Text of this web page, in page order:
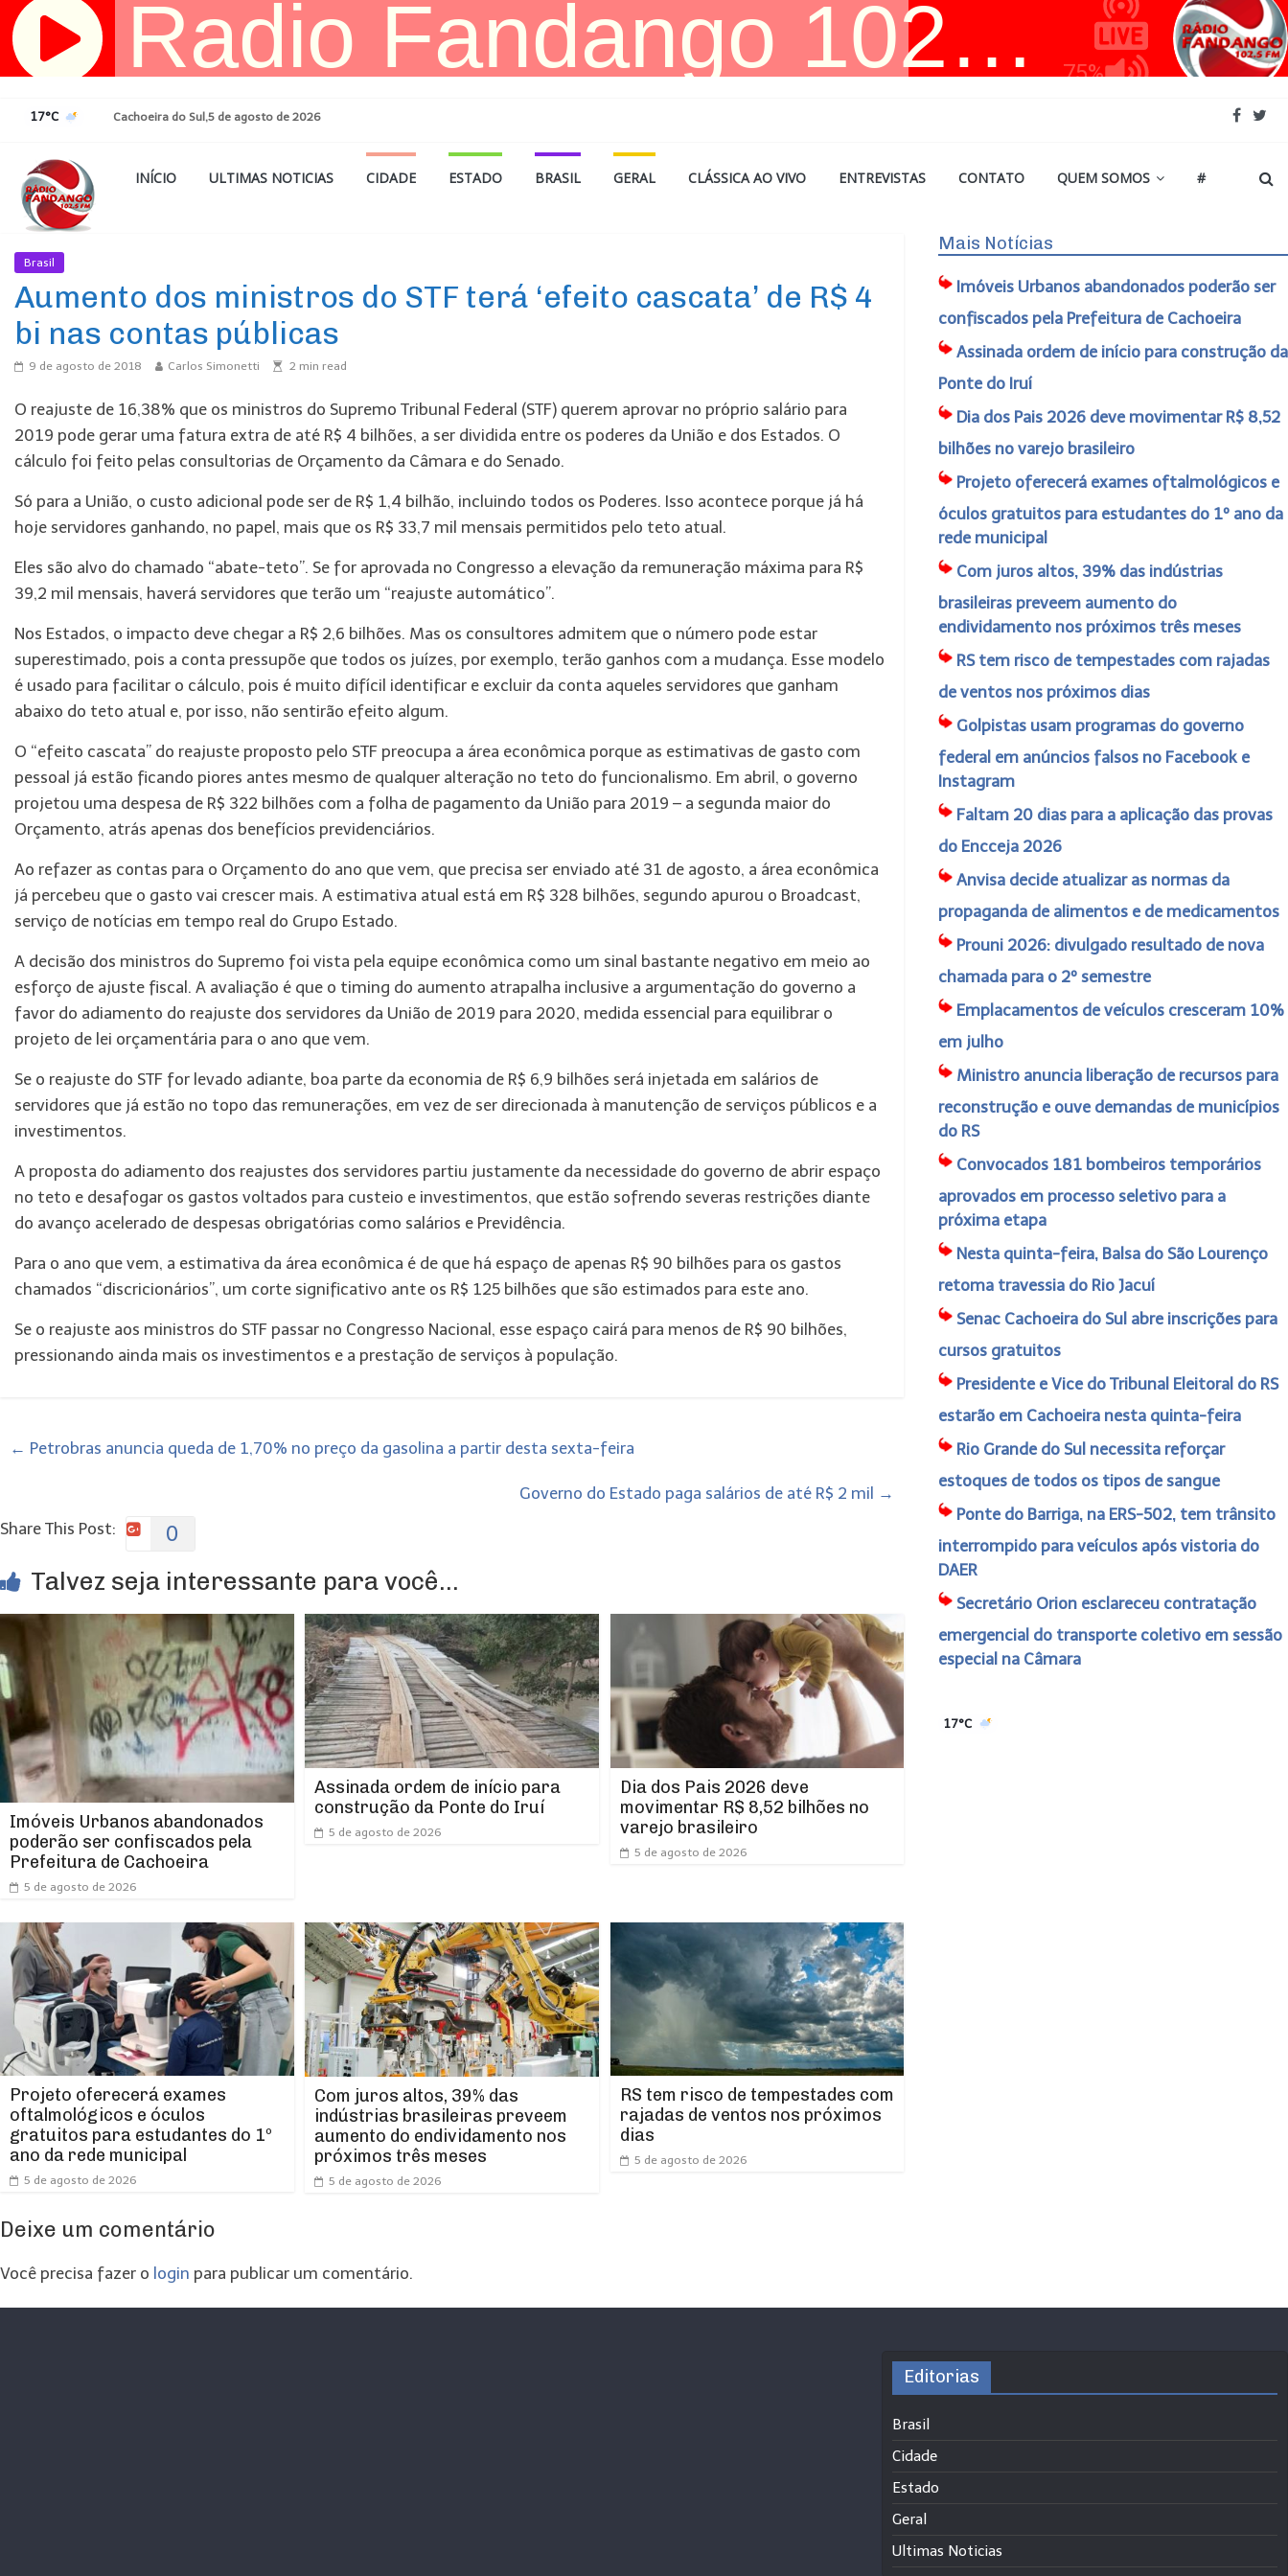
Pular
para
17°C Cachoeira do Sul,5 de agosto de 2026
INÍCIO ULTIMAS NOTICIAS CIDADE ESTADO BRASIL GERAL CLÁSSICA AO VIVO ENTREVISTAS CONTATO QUEM SOMOS #
Brasil
Aumento dos ministros do STF terá ‘efeito cascata’ de R$ 4
bi nas contas públicas
9 de agosto de 2018 Carlos Simonetti 2 min read
O reajuste de 16,38% que os ministros do Supremo Tribunal Federal (STF) querem aprovar no próprio salário para
2019 pode gerar uma fatura extra de até R$ 4 bilhões, a ser dividida entre os poderes da União e dos Estados. O
cálculo foi feito pelas consultorias de Orçamento da Câmara e do Senado.
Só para a União, o custo adicional pode ser de R$ 1,4 bilhão, incluindo todos os Poderes. Isso acontece porque já há
hoje servidores ganhando, no papel, mais que os R$ 33,7 mil mensais permitidos pelo teto atual.
Eles são alvo do chamado “abate-teto”. Se for aprovada no Congresso a elevação da remuneração máxima para R$
39,2 mil mensais, haverá servidores que terão um “reajuste automático”.
Nos Estados, o impacto deve chegar a R$ 2,6 bilhões. Mas os consultores admitem que o número pode estar
superestimado, pois a conta pressupõe que todos os juízes, por exemplo, terão ganhos com a mudança. Esse modelo
é usado para facilitar o cálculo, pois é muito difícil identificar e excluir da conta aqueles servidores que ganham
abaixo do teto atual e, por isso, não sentirão efeito algum.
O “efeito cascata” do reajuste proposto pelo STF preocupa a área econômica porque as estimativas de gasto com
pessoal já estão ficando piores antes mesmo de qualquer alteração no teto do funcionalismo. Em abril, o governo
projetou uma despesa de R$ 322 bilhões com a folha de pagamento da União para 2019 – a segunda maior do
Orçamento, atrás apenas dos benefícios previdenciários.
Ao refazer as contas para o Orçamento do ano que vem, que precisa ser enviado até 31 de agosto, a área econômica
já percebeu que o gasto vai crescer mais. A estimativa atual está em R$ 328 bilhões, segundo apurou o Broadcast,
serviço de notícias em tempo real do Grupo Estado.
A decisão dos ministros do Supremo foi vista pela equipe econômica como um sinal bastante negativo em meio ao
esforço de ajuste fiscal. A avaliação é que o timing do aumento atrapalha inclusive a argumentação do governo a
favor do adiamento do reajuste dos servidores da União de 2019 para 2020, medida essencial para equilibrar o
projeto de lei orçamentária para o ano que vem.
Se o reajuste do STF for levado adiante, boa parte da economia de R$ 6,9 bilhões será injetada em salários de
servidores que já estão no topo das remunerações, em vez de ser direcionada à manutenção de serviços públicos e a
investimentos.
A proposta do adiamento dos reajustes dos servidores partiu justamente da necessidade do governo de abrir espaço
no teto e desafogar os gastos voltados para custeio e investimentos, que estão sofrendo severas restrições diante
do avanço acelerado de despesas obrigatórias como salários e Previdência.
Para o ano que vem, a estimativa da área econômica é de que há espaço de apenas R$ 90 bilhões para os gastos
chamados “discricionários”, um corte significativo ante os R$ 125 bilhões que são estimados para este ano.
Se o reajuste aos ministros do STF passar no Congresso Nacional, esse espaço cairá para menos de R$ 90 bilhões,
pressionando ainda mais os investimentos e a prestação de serviços à população.
← Petrobras anuncia queda de 1,70% no preço da gasolina a partir desta sexta-feira
Governo do Estado paga salários de até R$ 2 mil →
Share This Post:
0
Talvez seja interessante para você...
Imóveis Urbanos abandonados
poderão ser confiscados pela
Prefeitura de Cachoeira
5 de agosto de 2026
Assinada ordem de início para
construção da Ponte do Iruí
5 de agosto de 2026
Dia dos Pais 2026 deve
movimentar R$ 8,52 bilhões no
varejo brasileiro
5 de agosto de 2026
Projeto oferecerá exames
oftalmológicos e óculos
gratuitos para estudantes do 1º
ano da rede municipal
5 de agosto de 2026
Com juros altos, 39% das
indústrias brasileiras preveem
aumento do endividamento nos
próximos três meses
5 de agosto de 2026
RS tem risco de tempestades com
rajadas de ventos nos próximos
dias
5 de agosto de 2026
Deixe um comentário
Você precisa fazer o login para publicar um comentário.
Mais Notícias
Imóveis Urbanos abandonados poderão ser
confiscados pela Prefeitura de Cachoeira
Assinada ordem de início para construção da
Ponte do Iruí
Dia dos Pais 2026 deve movimentar R$ 8,52
bilhões no varejo brasileiro
Projeto oferecerá exames oftalmológicos e
óculos gratuitos para estudantes do 1º ano da
rede municipal
Com juros altos, 39% das indústrias
brasileiras preveem aumento do
endividamento nos próximos três meses
RS tem risco de tempestades com rajadas
de ventos nos próximos dias
Golpistas usam programas do governo
federal em anúncios falsos no Facebook e
Instagram
Faltam 20 dias para a aplicação das provas
do Encceja 2026
Anvisa decide atualizar as normas da
propaganda de alimentos e de medicamentos
Prouni 2026: divulgado resultado de nova
chamada para o 2º semestre
Emplacamentos de veículos cresceram 10%
em julho
Ministro anuncia liberação de recursos para
reconstrução e ouve demandas de municípios
do RS
Convocados 181 bombeiros temporários
aprovados em processo seletivo para a
próxima etapa
Nesta quinta-feira, Balsa do São Lourenço
retoma travessia do Rio Jacuí
Senac Cachoeira do Sul abre inscrições para
cursos gratuitos
Presidente e Vice do Tribunal Eleitoral do RS
estarão em Cachoeira nesta quinta-feira
Rio Grande do Sul necessita reforçar
estoques de todos os tipos de sangue
Ponte do Barriga, na ERS-502, tem trânsito
interrompido para veículos após vistoria do
DAER
Secretário Orion esclareceu contratação
emergencial do transporte coletivo em sessão
especial na Câmara
17°C
Editorias
Brasil
Cidade
Estado
Geral
Ultimas Noticias